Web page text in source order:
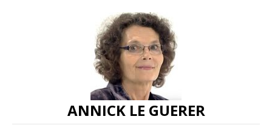
ANNICK LE GUERER